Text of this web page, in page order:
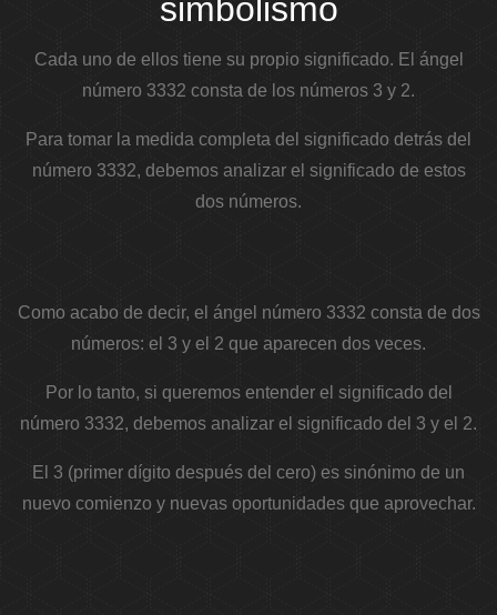
simbolismo
Cada uno de ellos tiene su propio significado. El ángel
número 3332 consta de los números 3 y 2.
Para tomar la medida completa del significado detrás del
número 3332, debemos analizar el significado de estos
dos números.
Como acabo de decir, el ángel número 3332 consta de dos
números: el 3 y el 2 que aparecen dos veces.
Por lo tanto, si queremos entender el significado del
número 3332, debemos analizar el significado del 3 y el 2.
El 3 (primer dígito después del cero) es sinónimo de un
nuevo comienzo y nuevas oportunidades que aprovechar.